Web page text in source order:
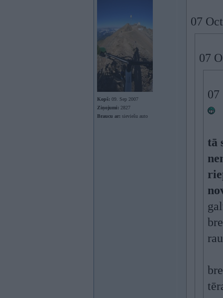
Kopš: 09. Sep 2007
Ziņojumi: 2827
Braucu ar: sieviešu auto
07
07
07
tā